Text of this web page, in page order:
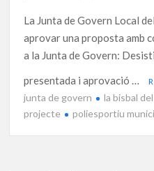
La Junta de Govern Local
aprovar una proposta amb
a la Junta de Govern:
presentada i aprovació …
junta de govern la bisbal
projecte
poliesportiu